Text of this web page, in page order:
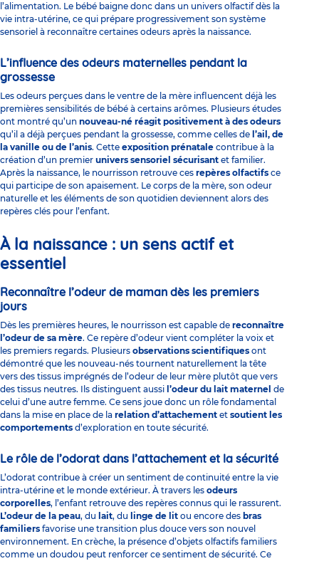
l’alimentation. Le bébé baigne donc dans un univers olfactif dès la
vie intra-utérine, ce qui prépare progressivement son système
sensoriel à reconnaître certaines odeurs après la naissance.
L’influence des odeurs maternelles pendant la
grossesse
Les odeurs perçues dans le ventre de la mère influencent déjà les
premières sensibilités de bébé à certains arômes. Plusieurs études
ont montré qu’un nouveau-né réagit positivement à des odeurs
qu’il a déjà perçues pendant la grossesse, comme celles de l’ail, de
la vanille ou de l’anis. Cette exposition prénatale contribue à la
création d’un premier univers sensoriel sécurisant et familier.
Après la naissance, le nourrisson retrouve ces repères olfactifs ce
qui participe de son apaisement. Le corps de la mère, son odeur
naturelle et les éléments de son quotidien deviennent alors des
repères clés pour l’enfant.
À la naissance : un sens actif et
essentiel
Reconnaître l’odeur de maman dès les premiers
jours
Dès les premières heures, le nourrisson est capable de reconnaître
l’odeur de sa mère. Ce repère d’odeur vient compléter la voix et
les premiers regards. Plusieurs observations scientifiques ont
démontré que les nouveau-nés tournent naturellement la tête
vers des tissus imprégnés de l’odeur de leur mère plutôt que vers
des tissus neutres. Ils distinguent aussi l’odeur du lait maternel de
celui d’une autre femme. Ce sens joue donc un rôle fondamental
dans la mise en place de la relation d’attachement et soutient les
comportements d’exploration en toute sécurité.
Le rôle de l’odorat dans l’attachement et la sécurité
L’odorat contribue à créer un sentiment de continuité entre la vie
intra-utérine et le monde extérieur. À travers les odeurs
corporelles, l’enfant retrouve des repères connus qui le rassurent.
L’odeur de la peau, du lait, du linge de lit ou encore des bras
familiers favorise une transition plus douce vers son nouvel
environnement. En crèche, la présence d’objets olfactifs familiers
comme un doudou peut renforcer ce sentiment de sécurité. Ce